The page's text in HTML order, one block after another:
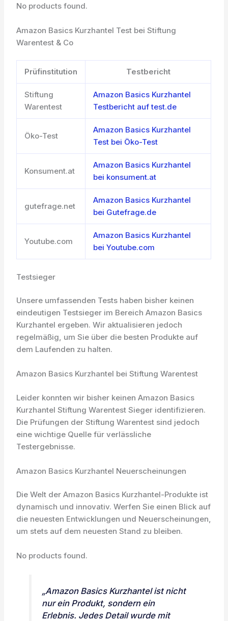
No products found.
Amazon Basics Kurzhantel Test bei Stiftung
Warentest & Co
Prüfinstitution Testbericht
Stiftung
Warentest
Amazon Basics Kurzhantel
Testbericht auf test.de
Öko-Test
Amazon Basics Kurzhantel
Test bei Öko-Test
Konsument.at
Amazon Basics Kurzhantel
bei konsument.at
gutefrage.net
Amazon Basics Kurzhantel
bei Gutefrage.de
Youtube.com
Amazon Basics Kurzhantel
bei Youtube.com
Testsieger
Unsere umfassenden Tests haben bisher keinen
eindeutigen Testsieger im Bereich Amazon Basics
Kurzhantel ergeben. Wir aktualisieren jedoch
regelmäßig, um Sie über die besten Produkte auf
dem Laufenden zu halten.
Amazon Basics Kurzhantel bei Stiftung Warentest
Leider konnten wir bisher keinen Amazon Basics
Kurzhantel Stiftung Warentest Sieger identifizieren.
Die Prüfungen der Stiftung Warentest sind jedoch
eine wichtige Quelle für verlässliche
Testergebnisse.
Amazon Basics Kurzhantel Neuerscheinungen
Die Welt der Amazon Basics Kurzhantel-Produkte ist
dynamisch und innovativ. Werfen Sie einen Blick auf
die neuesten Entwicklungen und Neuerscheinungen,
um stets auf dem neuesten Stand zu bleiben.
No products found.
„Amazon Basics Kurzhantel ist nicht
nur ein Produkt, sondern ein
Erlebnis. Jedes Detail wurde mit